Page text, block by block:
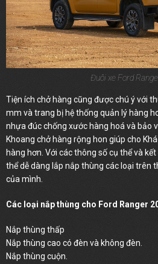
Đuôi xe Ford
Tiện ích chở hàng cũng được chú ý với
mm và trang bị hệ thống quản lý hàng
nhựa đúc chống xước hàng hoá và bảo
Khoang chở hàng rộng hon giúp cho
hàng hơn. Với các thông số cụ thể và
thể dễ dàng lắp nắp thùng các loại trên
của mình.
Các loại nắp thùng cho Ford Ranger
Nắp thùng thấp
Nắp thùng cao có đèn và không đèn.
Nắp thùng cuộn.